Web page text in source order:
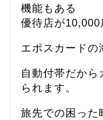
機能もある
優待店が10,000
エポスカードの
自動付帯だか
られます。
旅先での困った